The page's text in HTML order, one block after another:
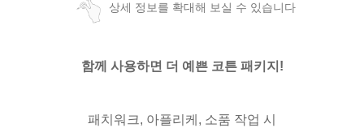
상세 정보를 확대해 보실 수 있습니다
함께 사용하면 더 예쁜 코튼 패키지!
패치워크, 아플리케, 소품 작업 시